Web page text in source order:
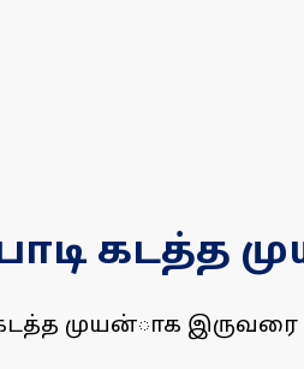
கடத்த
கடத்த முயன்ாக